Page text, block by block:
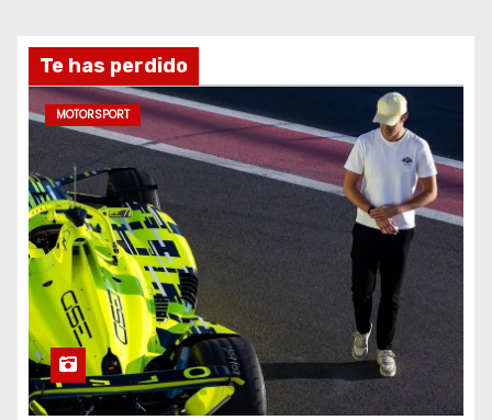
Te has perdido
MOTORSPORT